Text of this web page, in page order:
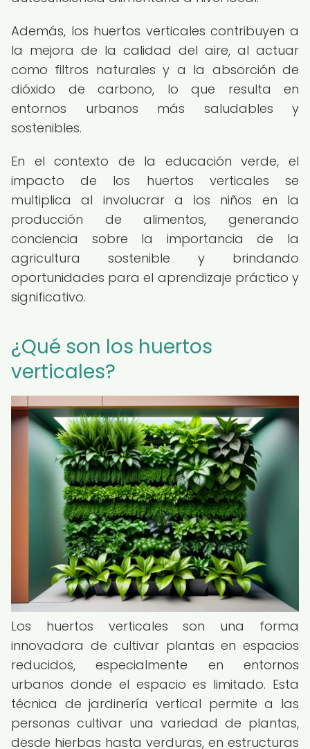
Además, los huertos verticales contribuyen a
la mejora de la calidad del aire, al actuar
como filtros naturales y a la absorción de
dióxido de carbono, lo que resulta en
entornos urbanos más saludables y
sostenibles.
En el contexto de la educación verde, el
impacto de los huertos verticales se
multiplica al involucrar a los niños en la
producción de alimentos, generando
conciencia sobre la importancia de la
agricultura sostenible y brindando
oportunidades para el aprendizaje práctico y
significativo.
¿Qué son los huertos
verticales?
Los huertos verticales son una forma
innovadora de cultivar plantas en espacios
reducidos, especialmente en entornos
urbanos donde el espacio es limitado. Esta
técnica de jardinería vertical permite a las
personas cultivar una variedad de plantas,
desde hierbas hasta verduras, en estructuras